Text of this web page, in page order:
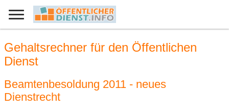
Gehaltsrechner für den Öffentlichen
Dienst
Beamtenbesoldung 2011 - neues
Dienstrecht